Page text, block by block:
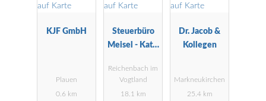
KJF GmbH
Plauen
0.6 km
Steuerbüro
Meisel - Katja
Reichenbach im
Vogtland
18.1 km
Dr. Jacob &
Kollegen
Markneukirchen
25.4 km